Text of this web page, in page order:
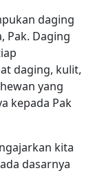
daging
Pak. Daging
daging, kulit,
yang
kepada Pak
kita
dasarnya